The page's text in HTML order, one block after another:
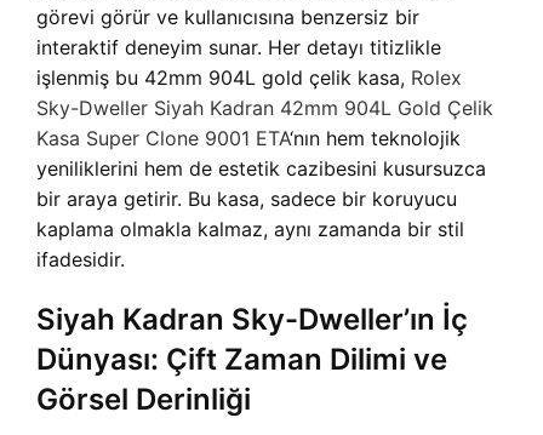
görevi görür ve kullanıcısına benzersiz bir
interaktif deneyim sunar. Her detayı titizlikle
işlenmiş bu 42mm 904L gold çelik kasa, Rolex
Sky-Dweller Siyah Kadran 42mm 904L Gold Çelik
Kasa Super Clone 9001 ETA‘nın hem teknolojik
yeniliklerini hem de estetik cazibesini kusursuzca
bir araya getirir. Bu kasa, sadece bir koruyucu
kaplama olmakla kalmaz, aynı zamanda bir stil
ifadesidir.
Siyah Kadran Sky-Dweller’ın İç
Dünyası: Çift Zaman Dilimi ve
Görsel Derinliği